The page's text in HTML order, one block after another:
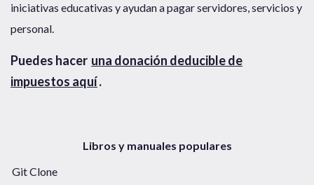
iniciativas educativas y ayudan a pagar servidores, servicios y
personal.
Puedes hacer una donación deducible de
impuestos aquí.
Libros y manuales populares
Git Clone